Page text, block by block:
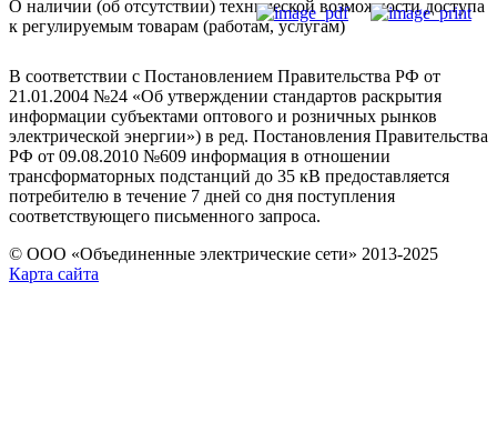
О наличии (об отсутствии) технической возможности доступа
к регулируемым товарам (работам, услугам)
В соответствии с Постановлением Правительства РФ от
21.01.2004 №24 «Об утверждении стандартов раскрытия
информации субъектами оптового и розничных рынков
электрической энергии») в ред. Постановления Правительства
РФ от 09.08.2010 №609 информация в отношении
трансформаторных подстанций до 35 кВ предоставляется
потребителю в течение 7 дней со дня поступления
соответствующего письменного запроса.
© ООО «Объединенные электрические сети» 2013-2025
Карта сайта